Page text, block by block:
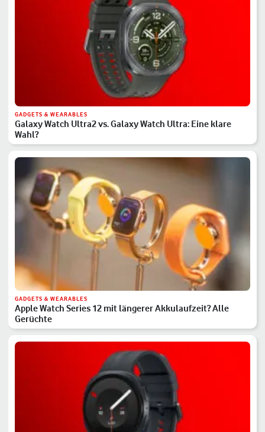
GADGETS & WEARABLES
Galaxy Watch Ultra2 vs. Galaxy Watch Ultra: Eine klare
Wahl?
GADGETS & WEARABLES
Apple Watch Series 12 mit längerer Akkulaufzeit? Alle
Gerüchte